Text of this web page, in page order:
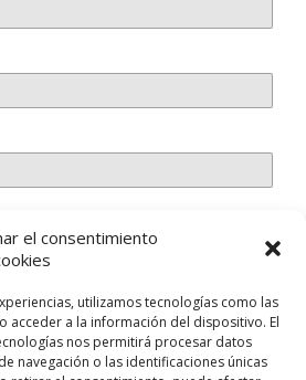
el consentimiento
utilizamos tecnologías como las
acceder a la información del dispositivo. El
nos permitirá procesar datos
navegación o las identificaciones únicas
electrónico y web en este
vez que comente.